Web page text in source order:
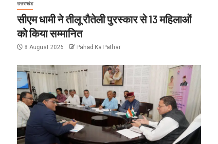
उत्तराखंड
सीएम धामी ने तीलू रौतेली पुरस्कार से 13 महिलाओं
को किया सम्मानित
8 August 2026 Pahad Ka Pathar